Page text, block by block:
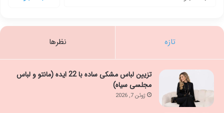
تازه نظرها
تزیین لباس مشکی ساده با 22 ایده (مانتو و لباس
مجلسی سیاه)
ژوئن 7, 2026